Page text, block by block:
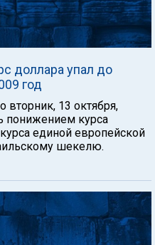
доллара упал до
год
вторник, 13 октября,
понижением курса
единой европейской
шекелю.